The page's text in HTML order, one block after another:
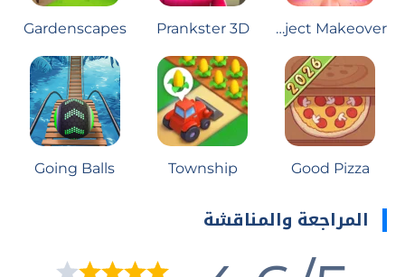
Project Makeover
Prankster 3D
Gardenscapes
Good Pizza
Township
Going Balls
المراجعة والمناقشة